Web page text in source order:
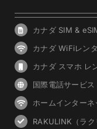
カナダ SIM &
カナダ WiFiレン
カナダ スマホ レ
国際電話サービス
ホームインターネ
RAKULINK（ラク